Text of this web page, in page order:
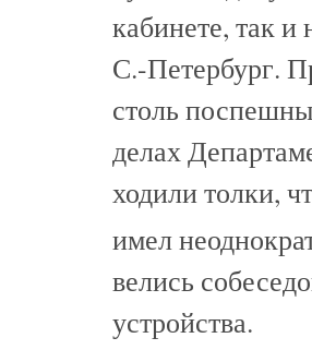
кабинете, так и
С.-Петербург.
столь
делах
ходили толки,
имел
велись
устройства.